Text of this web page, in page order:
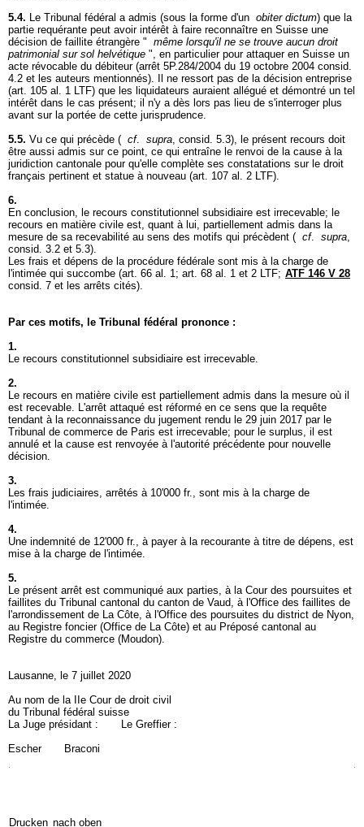
5.4. Le Tribunal fédéral a admis (sous la forme d'un obiter dictum) que la
partie requérante peut avoir intérêt à faire reconnaître en Suisse une
décision de faillite étrangère " même lorsqu'il ne se trouve aucun droit
patrimonial sur sol helvétique ", en particulier pour attaquer en Suisse un
acte révocable du débiteur (arrêt 5P.284/2004 du 19 octobre 2004 consid.
4.2 et les auteurs mentionnés). Il ne ressort pas de la décision entreprise
(art. 105 al. 1 LTF) que les liquidateurs auraient allégué et démontré un tel
intérêt dans le cas présent; il n'y a dès lors pas lieu de s'interroger plus
avant sur la portée de cette jurisprudence.
5.5. Vu ce qui précède ( cf. supra, consid. 5.3), le présent recours doit
être aussi admis sur ce point, ce qui entraîne le renvoi de la cause à la
juridiction cantonale pour qu'elle complète ses constatations sur le droit
français pertinent et statue à nouveau (art. 107 al. 2 LTF).
6.
En conclusion, le recours constitutionnel subsidiaire est irrecevable; le
recours en matière civile est, quant à lui, partiellement admis dans la
mesure de sa recevabilité au sens des motifs qui précèdent ( cf. supra,
consid. 3.2 et 5.3).
Les frais et dépens de la procédure fédérale sont mis à la charge de
l'intimée qui succombe (art. 66 al. 1; art. 68 al. 1 et 2 LTF; ATF 146 V 28
consid. 7 et les arrêts cités).
Par ces motifs, le Tribunal fédéral prononce :
1.
Le recours constitutionnel subsidiaire est irrecevable.
2.
Le recours en matière civile est partiellement admis dans la mesure où il
est recevable. L'arrêt attaqué est réformé en ce sens que la requête
tendant à la reconnaissance du jugement rendu le 29 juin 2017 par le
Tribunal de commerce de Paris est irrecevable; pour le surplus, il est
annulé et la cause est renvoyée à l'autorité précédente pour nouvelle
décision.
3.
Les frais judiciaires, arrêtés à 10'000 fr., sont mis à la charge de
l'intimée.
4.
Une indemnité de 12'000 fr., à payer à la recourante à titre de dépens, est
mise à la charge de l'intimée.
5.
Le présent arrêt est communiqué aux parties, à la Cour des poursuites et
faillites du Tribunal cantonal du canton de Vaud, à l'Office des faillites de
l'arrondissement de La Côte, à l'Office des poursuites du district de Nyon,
au Registre foncier (Office de La Côte) et au Préposé cantonal au
Registre du commerce (Moudon).
Lausanne, le 7 juillet 2020
Au nom de la IIe Cour de droit civil
du Tribunal fédéral suisse
La Juge présidant : Le Greffier :
Escher Braconi
Drucken nach oben